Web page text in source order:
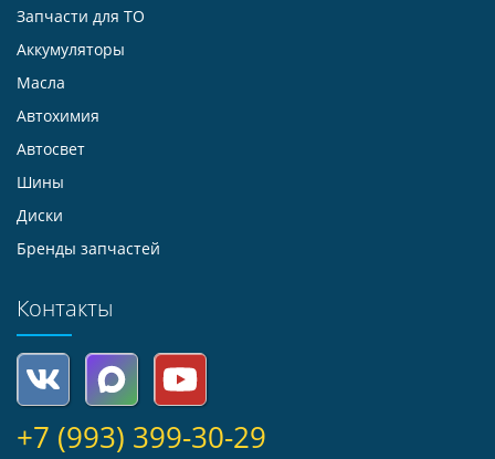
Запчасти для ТО
Аккумуляторы
Масла
Автохимия
Автосвет
Шины
Диски
Бренды запчастей
Контакты
+7 (993) 399-30-29